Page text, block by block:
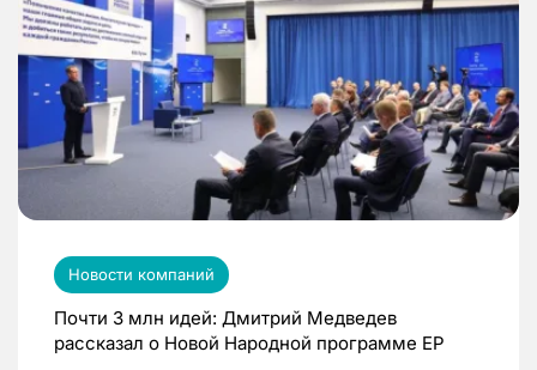
Новости компаний
Почти 3 млн идей: Дмитрий Медведев
рассказал о Новой Народной программе ЕР